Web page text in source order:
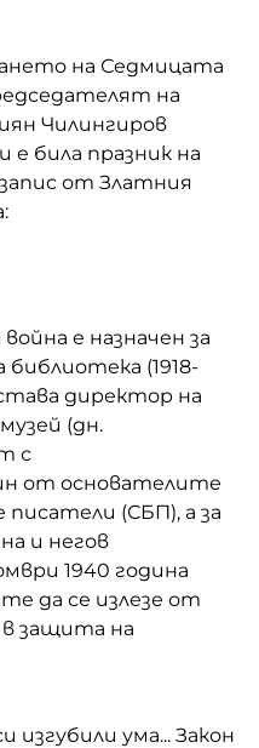
на Седмицата
на
Чилингиров
е била празник на
от Златния
е назначен за
(1918-
става директор на
(дн.
с
от основателите
писатели (СБП), а за
и негов
1940 година
да се излезе от
защита на
изгубили ума... Закон